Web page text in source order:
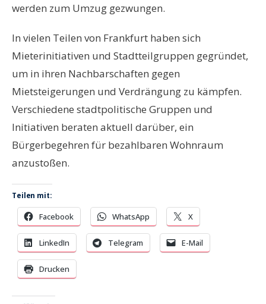
werden zum Umzug gezwungen.
In vielen Teilen von Frankfurt haben sich
Mieterinitiativen und Stadtteilgruppen gegründet,
um in ihren Nachbarschaften gegen
Mietsteigerungen und Verdrängung zu kämpfen.
Verschiedene stadtpolitische Gruppen und
Initiativen beraten aktuell darüber, ein
Bürgerbegehren für bezahlbaren Wohnraum
anzustoßen.
Teilen mit:
Facebook WhatsApp X
LinkedIn Telegram E-Mail
Drucken